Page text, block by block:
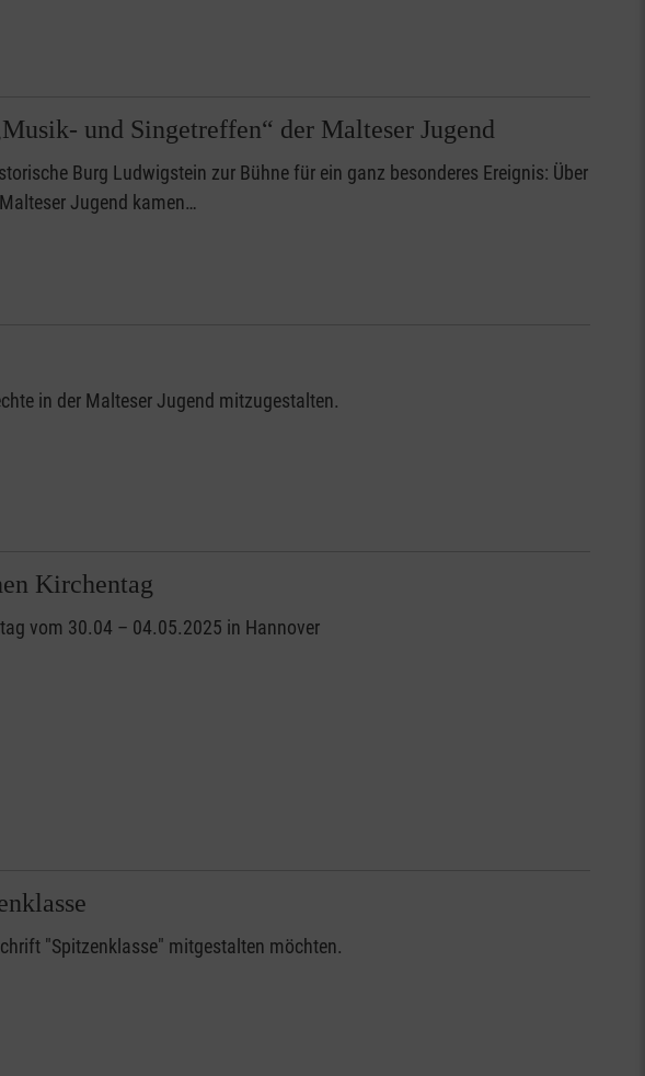
und Singetreffen“ der Malteser Jugend
Burg Ludwigstein zur Bühne für ein ganz besonderes Ereignis: Über
Jugend kamen…
in der Malteser Jugend mitzugestalten.
Kirchentag
vom 30.04 – 04.05.2025 in Hannover
"Spitzenklasse" mitgestalten möchten.